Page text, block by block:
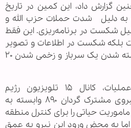
گزارش داد، این کمین در تاریخ
به دلیل شدت حملات حزب الله و
شکست در برنامه‌ریزی. این فقط
شکست در اطلاعات و تصویر
کلی است. این کمین به کشته شدن یک سرباز و زخمی شدن ۲۰
بر اساس جزئیات این عملیات، کانال ۱۵ تلویزیون رژیم
صهیونیستی گزارش داد، نیروی مشترک گردان ۸۹۰ وابسته به
حیاتی را برای کنترل منطقه
اما به محض ورود این نیرو به عمق